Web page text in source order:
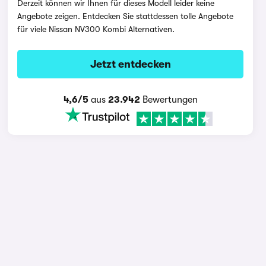
Derzeit können wir Ihnen für dieses Modell leider keine
Angebote zeigen. Entdecken Sie stattdessen tolle Angebote
für viele Nissan NV300 Kombi Alternativen.
Jetzt entdecken
4,6/5aus 23.942 Bewertungen